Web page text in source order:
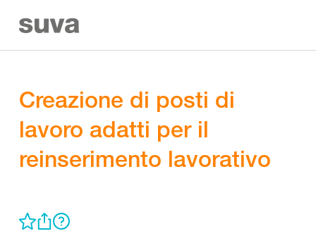
Creazione di posti di
lavoro adatti per il
reinserimento lavorativo